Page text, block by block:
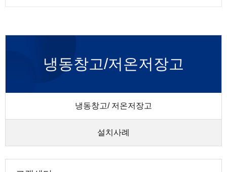
냉동창고/저온저장고
냉동창고/ 저온저장고
설치사례